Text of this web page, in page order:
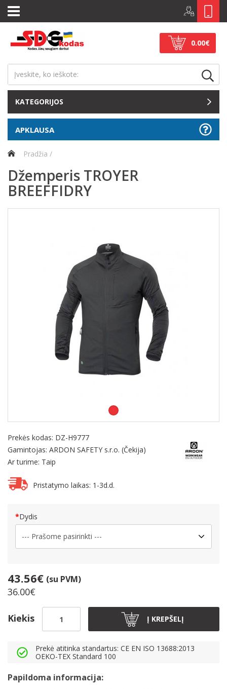
0.00€
KATEGORIJOS
APKLAUSA
Pradžia
Džemperis TROYER
BREEFFIDRY
Prekės kodas: DZ-H9777
Gamintojas: ARDON SAFETY s.r.o. (Čekija)
Ar turime: Taip
Pristatymo laikas: 1-3d.d.
Dydis
43.56€ (su PVM)
36.00€
Kiekis Į KREPŠELĮ
Prekė atitinka standartus: CE EN ISO 13688:2013
OEKO-TEX Standard 100
Papildoma informacija: